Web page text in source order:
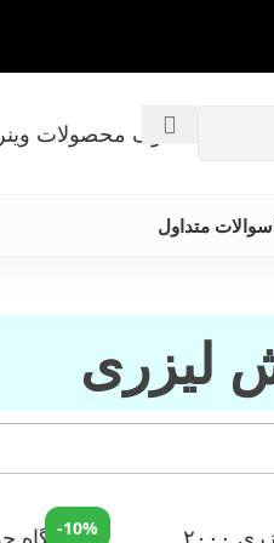
کاتالوگ محصولات وینر
سوالات متداول
لیزری
-10%